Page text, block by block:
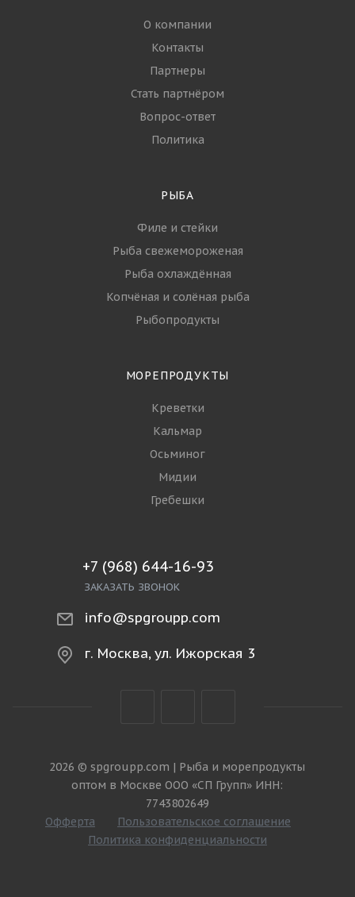
О компании
Контакты
Партнеры
Стать партнёром
Вопрос-ответ
Политика
РЫБА
Филе и стейки
Рыба свежемороженая
Рыба охлаждённая
Копчёная и солёная рыба
Рыбопродукты
МОРЕПРОДУКТЫ
Креветки
Кальмар
Осьминог
Мидии
Гребешки
+7 (968) 644-16-93
ЗАКАЗАТЬ ЗВОНОК
info@spgroupp.com
г. Москва, ул. Ижорская 3
2026 © spgroupp.com | Рыба и морепродукты
оптом в Москве ООО «СП Групп» ИНН:
7743802649
Офферта
Пользовательское соглашение
Политика конфиденциальности